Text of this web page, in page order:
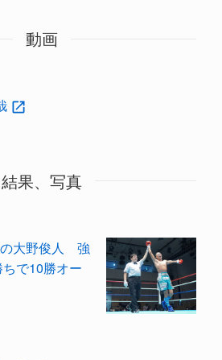
動画
結果、写真
の大野俊人 強
で10勝オー